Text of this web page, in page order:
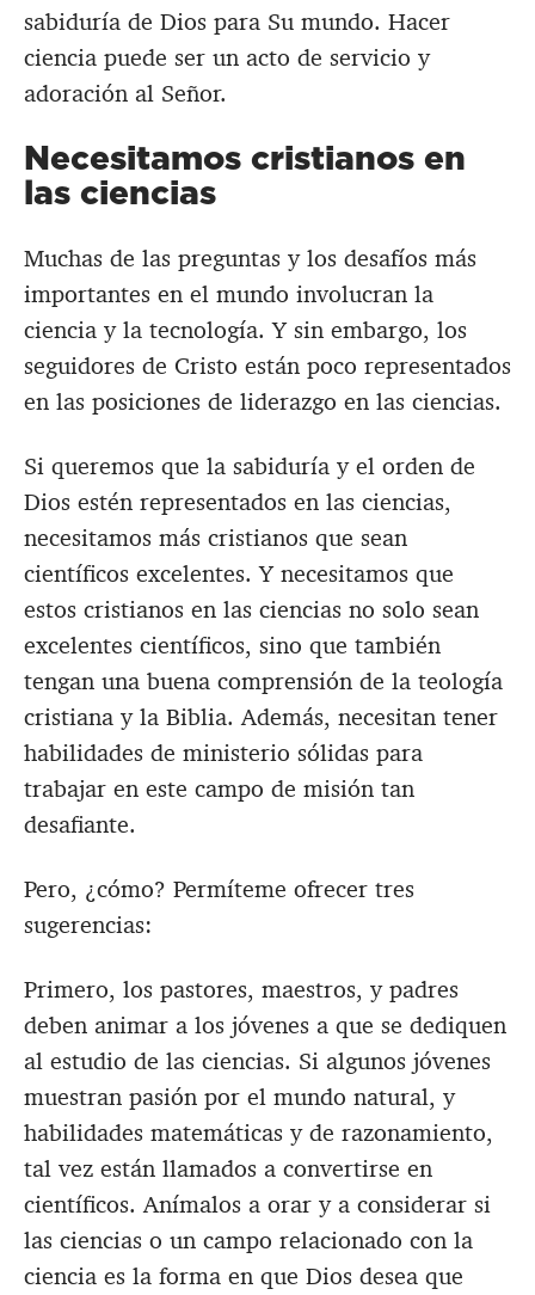
sabiduría de Dios para Su mundo. Hacer
ciencia puede ser un acto de servicio y
adoración al Señor.
Necesitamos cristianos en
las ciencias
Muchas de las preguntas y los desafíos más
importantes en el mundo involucran la
ciencia y la tecnología. Y sin embargo, los
seguidores de Cristo están poco representados
en las posiciones de liderazgo en las ciencias.
Si queremos que la sabiduría y el orden de
Dios estén representados en las ciencias,
necesitamos más cristianos que sean
científicos excelentes. Y necesitamos que
estos cristianos en las ciencias no solo sean
excelentes científicos, sino que también
tengan una buena comprensión de la teología
cristiana y la Biblia. Además, necesitan tener
habilidades de ministerio sólidas para
trabajar en este campo de misión tan
desafiante.
Pero, ¿cómo? Permíteme ofrecer tres
sugerencias:
Primero, los pastores, maestros, y padres
deben animar a los jóvenes a que se dediquen
al estudio de las ciencias. Si algunos jóvenes
muestran pasión por el mundo natural, y
habilidades matemáticas y de razonamiento,
tal vez están llamados a convertirse en
científicos. Anímalos a orar y a considerar si
las ciencias o un campo relacionado con la
ciencia es la forma en que Dios desea que